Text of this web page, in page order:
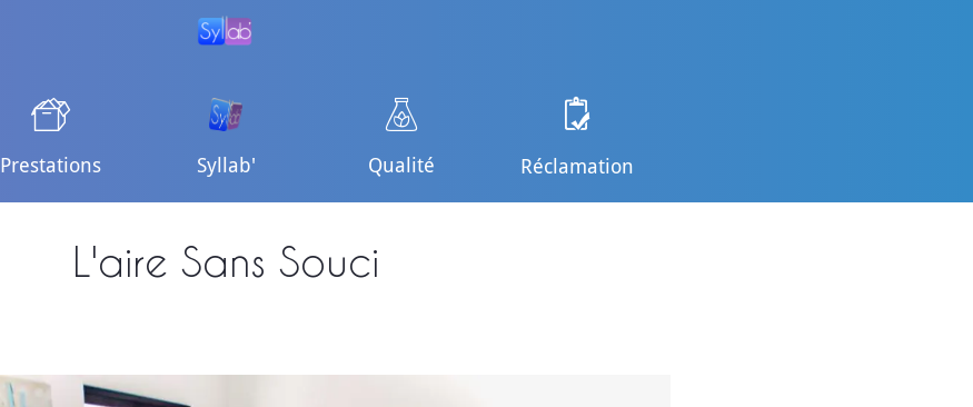
Prestations Syllab' Qualité Réclamation
L'aire Sans Souci